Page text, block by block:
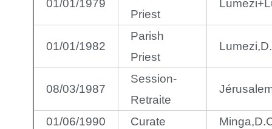
01/01/1979
Priest
01/01/1982
Parish
Priest
08/03/1987
Session-
Retraite
01/06/1990 Curate